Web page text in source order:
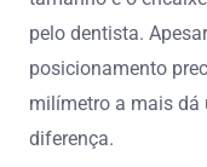
pelo dentista.
posicionamento
milímetro a mais dá
diferença.